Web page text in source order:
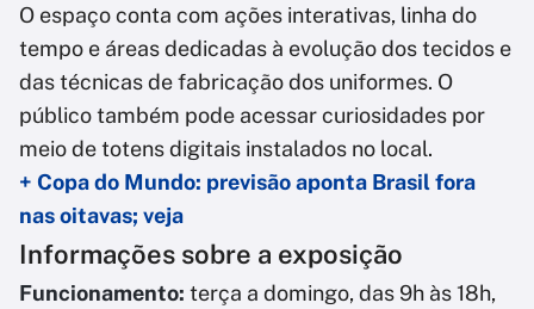
O espaço conta com ações interativas, linha do
tempo e áreas dedicadas à evolução dos tecidos e
das técnicas de fabricação dos uniformes. O
público também pode acessar curiosidades por
meio de totens digitais instalados no local.
+ Copa do Mundo: previsão aponta Brasil fora
nas oitavas; veja
Informações sobre a exposição
Funcionamento: terça a domingo, das 9h às 18h,